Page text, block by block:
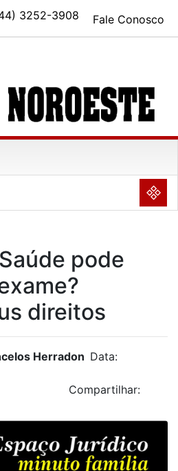
Fale Conosco
3252-3908
NULL
pode
direitos
Herradon Data:
Compartilhar: